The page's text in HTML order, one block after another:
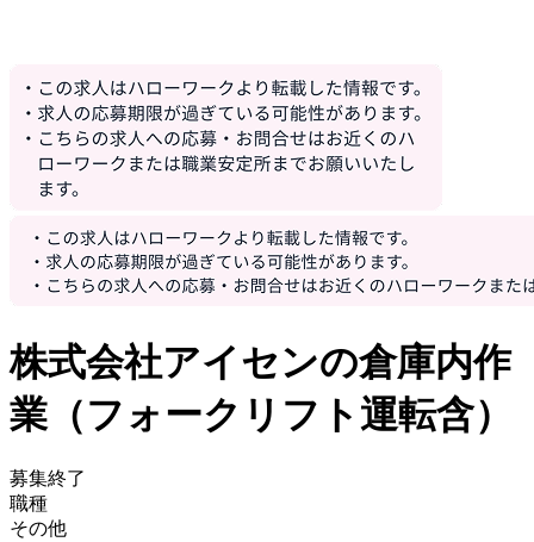
株式会社アイセンの倉庫内作
業（フォークリフト運転含）
募集終了
職種
その他